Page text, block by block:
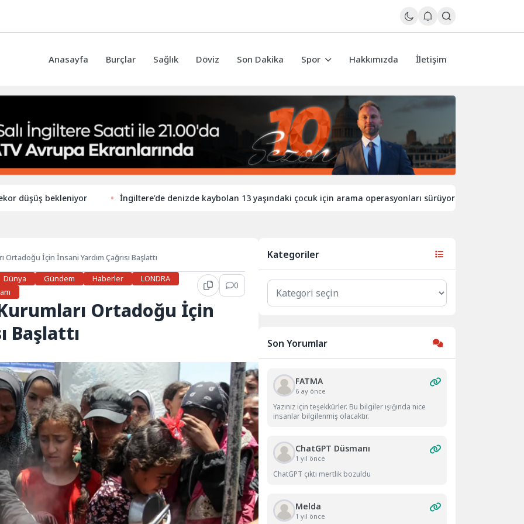
Anasayfa Burçlar Sağlık Döviz Son Dakika Spor Hakkımızda İletişim
bekleniyor İngiltere’de denizde kaybolan 13 yaşındaki çocuk için arama operasyonları sürüyor
Ortadoğu İçin İnsani Yardım Çağrısı Başlattı
Dünya Gündem Haberler
LONDRA
0
Ortadoğu İçin
Başlattı
Kategoriler
Kategoriler
Son Yorumlar
FATMA
6 ay önce
Yazınız için teşekkürler. Bu bilgiler ışığında nice
insanlar bilgilenmiş olacaktır.
ChatGPT Düsmanı
1 yıl önce
ChatGPT çıktı mertlik bozuldu
Melda
1 yıl önce